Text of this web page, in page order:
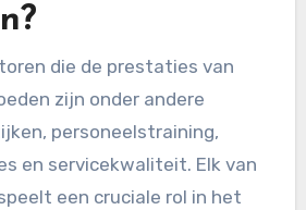
die de prestaties van
zijn onder andere
personeelstraining,
en servicekwaliteit. Elk van
een cruciale rol in het